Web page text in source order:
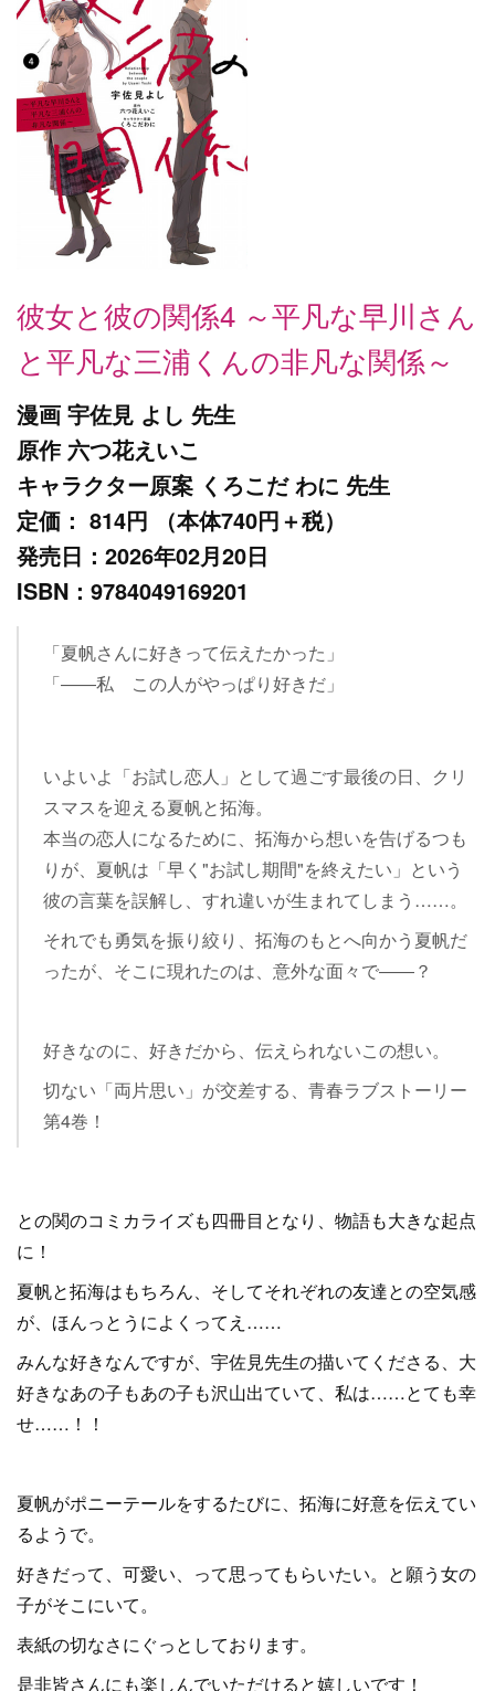
彼女と彼の関係4 ～平凡な早川さん
と平凡な三浦くんの非凡な関係～
漫画 宇佐見 よし 先生
原作 六つ花えいこ
キャラクター原案 くろこだ わに 先生
定価： 814円 （本体740円＋税）
発売日：2026年02月20日
ISBN：9784049169201
「夏帆さんに好きって伝えたかった」
「――私 この人がやっぱり好きだ」
いよいよ「お試し恋人」として過ごす最後の日、クリ
スマスを迎える夏帆と拓海。
本当の恋人になるために、拓海から想いを告げるつも
りが、夏帆は「早く"お試し期間"を終えたい」という
彼の言葉を誤解し、すれ違いが生まれてしまう……。
それでも勇気を振り絞り、拓海のもとへ向かう夏帆だ
ったが、そこに現れたのは、意外な面々で――？
好きなのに、好きだから、伝えられないこの想い。
切ない「両片思い」が交差する、青春ラブストーリー
第4巻！
との関のコミカライズも四冊目となり、物語も大きな起点
に！
夏帆と拓海はもちろん、そしてそれぞれの友達との空気感
が、ほんっとうによくってえ……
みんな好きなんですが、宇佐見先生の描いてくださる、大
好きなあの子もあの子も沢山出ていて、私は……とても幸
せ……！！
夏帆がポニーテールをするたびに、拓海に好意を伝えてい
るようで。
好きだって、可愛い、って思ってもらいたい。と願う女の
子がそこにいて。
表紙の切なさにぐっとしております。
是非皆さんにも楽しんでいただけると嬉しいです！